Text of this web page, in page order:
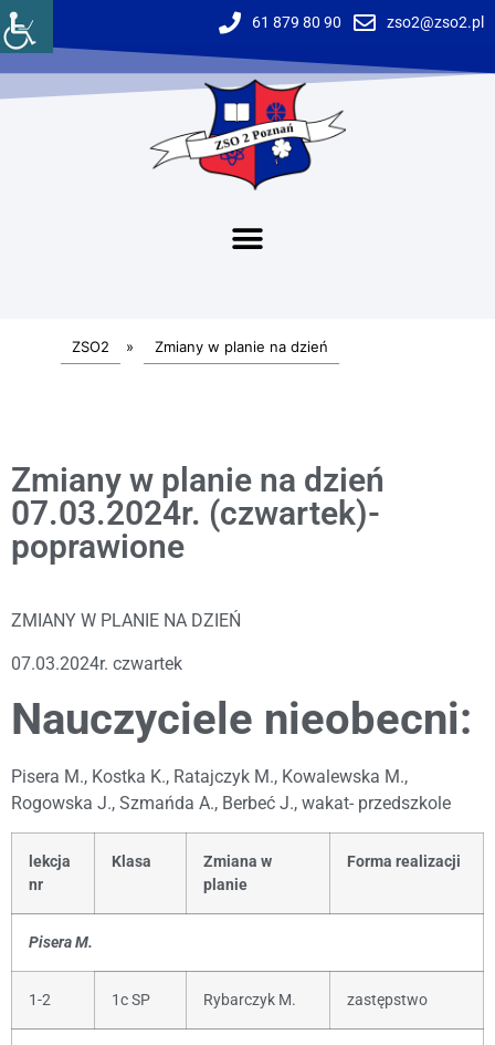
61 879 80 90 zso2@zso2.pl
ZSO2 » Zmiany w planie na dzień
Zmiany w planie na dzień
07.03.2024r. (czwartek)-
poprawione
ZMIANY W PLANIE NA DZIEŃ
07.03.2024r. czwartek
Nauczyciele nieobecni:
Pisera M., Kostka K., Ratajczyk M., Kowalewska M.,
Rogowska J., Szmańda A., Berbeć J., wakat- przedszkole
lekcja
nr
Klasa
Zmiana w
planie
Forma realizacji
Pisera M.
1-2 1c SP Rybarczyk M. zastępstwo